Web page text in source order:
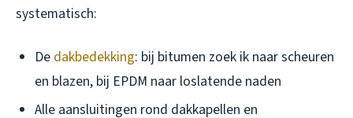
systematisch:
De dakbedekking: bij bitumen zoek ik naar scheuren
en blazen, bij EPDM naar loslatende naden
Alle aansluitingen rond dakkapellen en